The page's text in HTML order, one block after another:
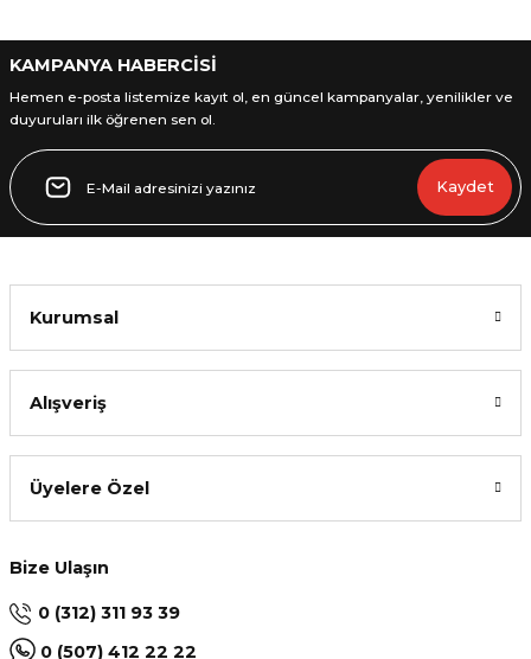
Gönder
KAMPANYA HABERCİSİ
Hemen e-posta listemize kayıt ol, en güncel kampanyalar, yenilikler ve
duyuruları ilk öğrenen sen ol.
Kaydet
Kurumsal
Alışveriş
Üyelere Özel
Bize Ulaşın
0 (312) 311 93 39
0 (507) 412 22 22